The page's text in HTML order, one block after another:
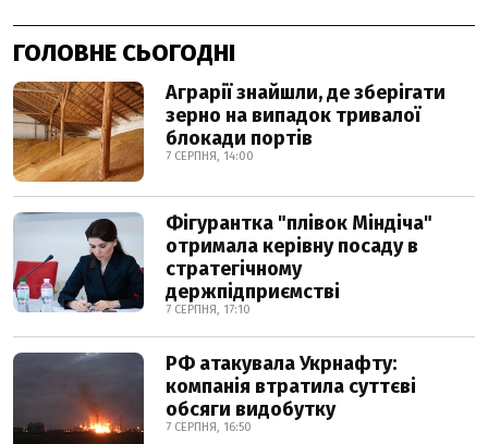
ГОЛОВНЕ СЬОГОДНІ
Аграрії знайшли, де зберігати
зерно на випадок тривалої
блокади портів
7 СЕРПНЯ, 14:00
Фігурантка "плівок Міндіча"
отримала керівну посаду в
стратегічному
держпідприємстві
7 СЕРПНЯ, 17:10
РФ атакувала Укрнафту:
компанія втратила суттєві
обсяги видобутку
7 СЕРПНЯ, 16:50